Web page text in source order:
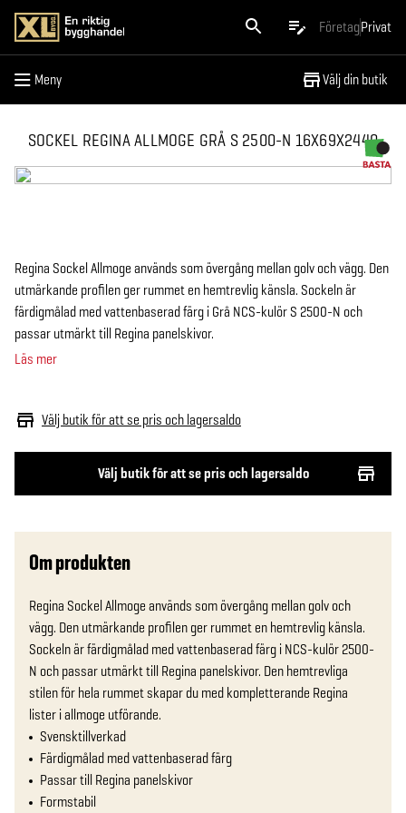
FöretagPrivat
Meny Välj din butik
Meny
SOCKEL REGINA ALLMOGE GRÅ S 2500-N 16X69X2440
Välj butik för att se pris och lagersaldo
Välj butik för att se pris och lagersaldo
Regina Sockel Allmoge används som övergång mellan golv och vägg. Den
utmärkande profilen ger rummet en hemtrevlig känsla. Sockeln är
färdigmålad med vattenbaserad färg i Grå NCS-kulör S 2500-N och
passar utmärkt till Regina panelskivor.
Läs mer
Om produkten
Regina Sockel Allmoge används som övergång mellan golv och
vägg. Den utmärkande profilen ger rummet en hemtrevlig känsla.
Sockeln är färdigmålad med vattenbaserad färg i NCS-kulör 2500-
N och passar utmärkt till Regina panelskivor. Den hemtrevliga
stilen för hela rummet skapar du med kompletterande Regina
lister i allmoge utförande.
Svensktillverkad
Färdigmålad med vattenbaserad färg
Passar till Regina panelskivor
Formstabil